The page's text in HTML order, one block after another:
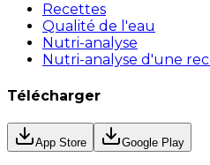
Recettes
Qualité de l'eau
Nutri-analyse
Nutri-analyse d'une
Télécharger
App Store Google Play